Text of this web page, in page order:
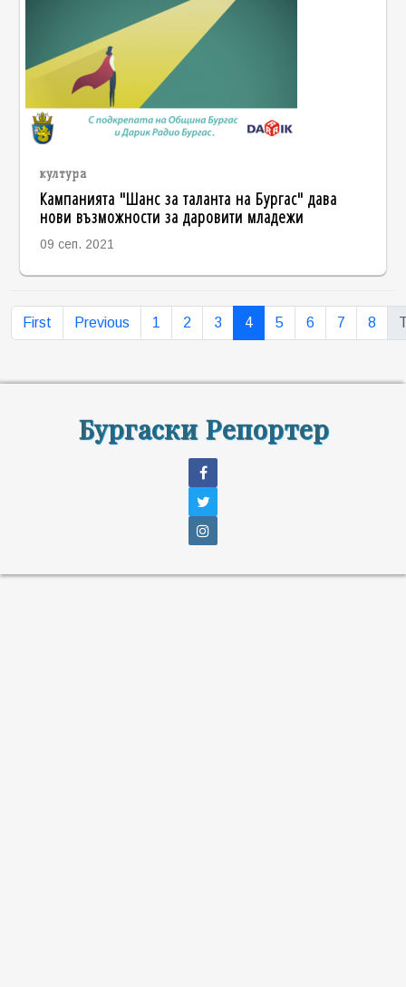
култура
Кампанията "Шанс за таланта на Бургас" дава
нови възможности за даровити младежи
09 сеп. 2021
First Previous 1 2 3 4 5 6 7 8
Бургаски Репортер